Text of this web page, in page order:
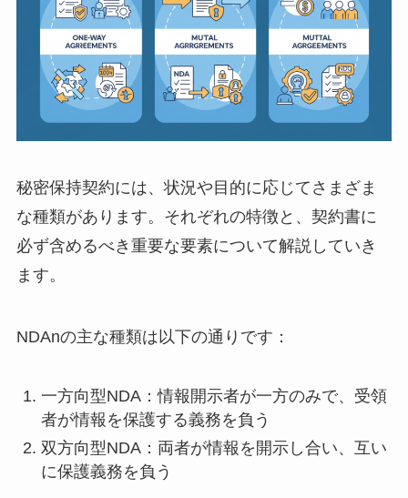
秘密保持契約には、状況や目的に応じてさまざま
な種類があります。それぞれの特徴と、契約書に
必ず含めるべき重要な要素について解説していき
ます。
NDAnの主な種類は以下の通りです：
一方向型NDA：情報開示者が一方のみで、受領
者が情報を保護する義務を負う
双方向型NDA：両者が情報を開示し合い、互い
に保護義務を負う